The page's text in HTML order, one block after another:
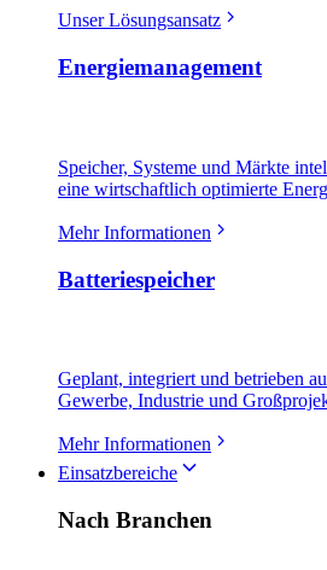
Unser Lösungsansatz
Energiemanagement
Speicher, Systeme und Märkte
eine wirtschaftlich optimierte
Mehr Informationen
Batteriespeicher
Geplant, integriert und betrieben
Gewerbe, Industrie und
Mehr Informationen
Einsatzbereiche
Nach Branchen